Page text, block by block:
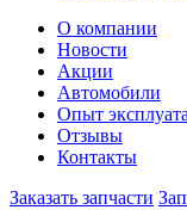
О компании
Новости
Акции
Автомобили
Опыт
Отзывы
Контакты
Заказать запчасти